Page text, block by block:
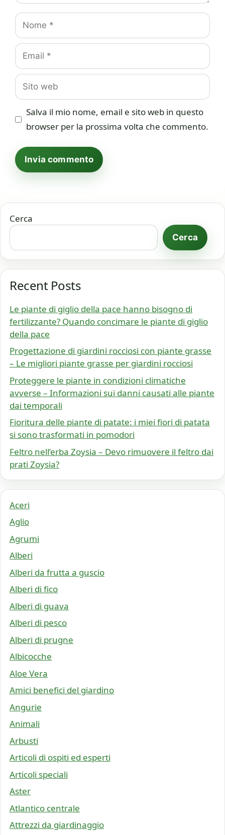
Nome
Email
Sito
web
Salva il mio nome, email e sito web in questo
browser per la prossima volta che commento.
Cerca
Cerca
Recent Posts
Le piante di giglio della pace hanno bisogno di
fertilizzante? Quando concimare le piante di giglio
della pace
Progettazione di giardini rocciosi con piante grasse
– Le migliori piante grasse per giardini rocciosi
Proteggere le piante in condizioni climatiche
avverse – Informazioni sui danni causati alle piante
dai temporali
Fioritura delle piante di patate: i miei fiori di patata
si sono trasformati in pomodori
Feltro nell’erba Zoysia – Devo rimuovere il feltro dai
prati Zoysia?
Aceri
Aglio
Agrumi
Alberi
Alberi da frutta a guscio
Alberi di fico
Alberi di guava
Alberi di pesco
Alberi di prugne
Albicocche
Aloe Vera
Amici benefici del giardino
Angurie
Animali
Arbusti
Articoli di ospiti ed esperti
Articoli speciali
Aster
Atlantico centrale
Attrezzi da giardinaggio